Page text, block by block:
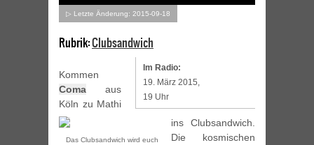
▷ Letzte Änderung: 2015-09-18
Rubrik:Clubsandwich
Im Radio:
19. März 2015,
19 Uhr
Das Clubsandwich wird euch
Kommen
Coma aus
Köln zu Mathi
ins Clubsandwich.
Die kosmischen